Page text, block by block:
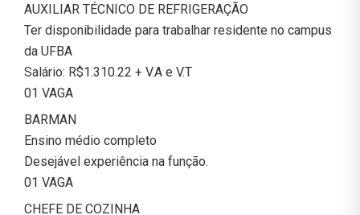
AUXILIAR TÉCNICO DE REFRIGERAÇÃO
Ter disponibilidade para trabalhar residente no campus
da UFBA
Salário: R$1.310.22 + V.A e V.T
01 VAGA
BARMAN
Ensino médio completo
Desejável experiência na função.
01 VAGA
CHEFE DE COZINHA